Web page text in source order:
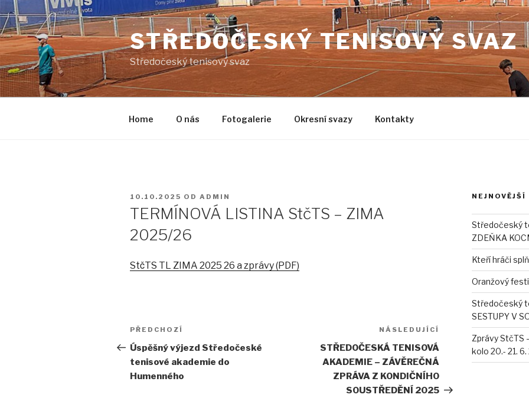
Přejít
k
obsahu
webu
STŘEDOČESKÝ TENISOVÝ SVAZ
Středočeský tenisový svaz
Home O nás Fotogalerie Okresní svazy Kontakty
PUBLIKOVÁNO
10.10.2025 OD ADMIN
TERMÍNOVÁ LISTINA StčTS – ZIMA
2025/26
StčTS TL ZIMA 2025 26 a zprávy (PDF)
Navigace
pro
příspěvek
Předchozí
příspěvek
PŘEDCHOZÍ
Úspěšný výjezd Středočeské
tenisové akademie do
Humenného
příspěvek
NÁSLEDUJÍCÍ
STŘEDOČESKÁ TENISOVÁ
AKADEMIE – ZÁVĚREČNÁ
ZPRÁVA Z KONDIČNÍHO
SOUSTŘEDĚNÍ 2025
NEJNOVĚJŠÍ
Středočeský
ZDEŇKA
Kteří hráči
Oranžový
Středočeský
SESTUPY V
Zprávy StčTS
kolo 20.- 21.